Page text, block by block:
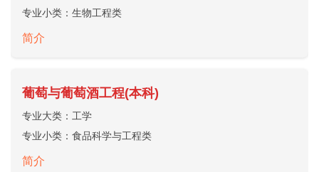
专业小类： 生物工程类
简介
葡萄与葡萄酒工程(本科)
专业大类： 工学
专业小类： 食品科学与工程类
简介